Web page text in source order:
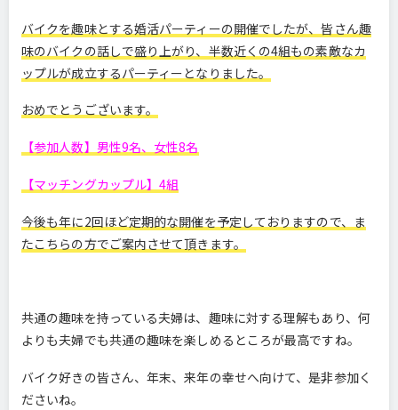
バイクを趣味とする婚活パーティーの開催でしたが、皆さん趣
味のバイクの話しで盛り上がり、半数近くの4組もの素敵なカ
ップルが成立するパーティーとなりました。
おめでとうございます。
【参加人数】男性9名、女性8名
【マッチングカップル】4組
今後も年に2回ほど定期的な開催を予定しておりますので、ま
たこちらの方でご案内させて頂きます。
共通の趣味を持っている夫婦は、趣味に対する理解もあり、何
よりも夫婦でも共通の趣味を楽しめるところが最高ですね。
バイク好きの皆さん、年末、来年の幸せへ向けて、是非参加く
ださいね。